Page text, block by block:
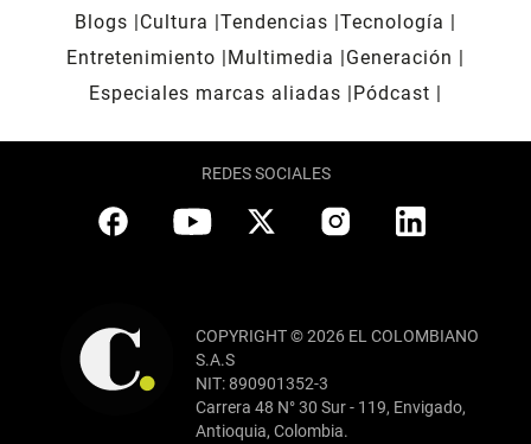
Blogs
Cultura Tendencias Tecnología
Entretenimiento
Multimedia
Generación
Especiales marcas aliadas
Pódcast
REDES SOCIALES
COPYRIGHT © 2026 EL COLOMBIANO
S.A.S
NIT: 890901352-3
Carrera 48 N° 30 Sur - 119, Envigado,
Antioquia, Colombia.